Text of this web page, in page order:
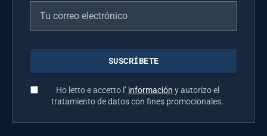
Ho letto e accetto l’ información y autorizo el
tratamiento de datos con fines promocionales.